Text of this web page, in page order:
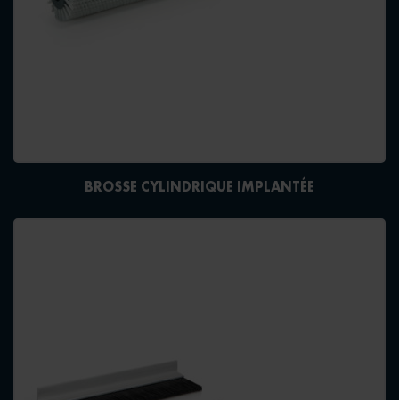
BROSSE CYLINDRIQUE IMPLANTÉE